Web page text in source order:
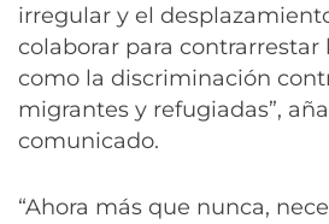
irregular y el
colaborar para contrarrestar
como la discriminación
migrantes y refugiadas”,
comunicado.
“Ahora más que nunca,